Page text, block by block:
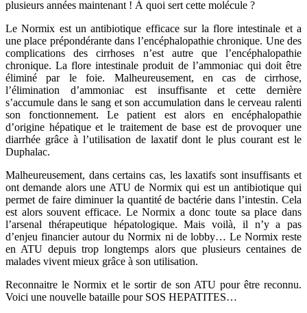
plusieurs années maintenant ! À quoi sert cette molécule ?
Le Normix est un antibiotique efficace sur la flore intestinale et a
une place prépondérante dans l’encéphalopathie chronique. Une des
complications des cirrhoses n’est autre que l’encéphalopathie
chronique. La flore intestinale produit de l’ammoniac qui doit être
éliminé par le foie. Malheureusement, en cas de cirrhose,
l’élimination d’ammoniac est insuffisante et cette dernière
s’accumule dans le sang et son accumulation dans le cerveau ralenti
son fonctionnement. Le patient est alors en encéphalopathie
d’origine hépatique et le traitement de base est de provoquer une
diarrhée grâce à l’utilisation de laxatif dont le plus courant est le
Duphalac.
Malheureusement, dans certains cas, les laxatifs sont insuffisants et
ont demande alors une ATU de Normix qui est un antibiotique qui
permet de faire diminuer la quantité de bactérie dans l’intestin. Cela
est alors souvent efficace. Le Normix a donc toute sa place dans
l’arsenal thérapeutique hépatologique. Mais voilà, il n’y a pas
d’enjeu financier autour du Normix ni de lobby… Le Normix reste
en ATU depuis trop longtemps alors que plusieurs centaines de
malades vivent mieux grâce à son utilisation.
Reconnaitre le Normix et le sortir de son ATU pour être reconnu.
Voici une nouvelle bataille pour SOS HEPATITES…